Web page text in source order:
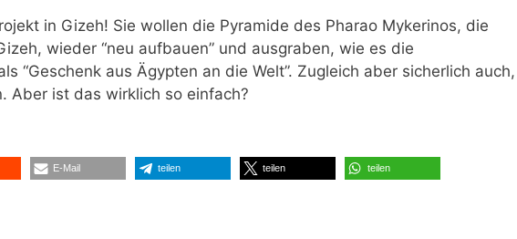
in Gizeh! Sie wollen die Pyramide des Pharao Mykerinos, die
wieder “neu aufbauen” und ausgraben, wie es die
“Geschenk aus Ägypten an die Welt”. Zugleich aber sicherlich auch,
Aber ist das wirklich so einfach?
E-Mail teilen teilen teilen